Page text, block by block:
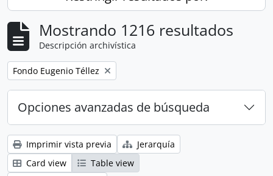
Mostrando 1216 resultados
Descripción archivística
Remove filter:
Fondo Eugenio Téllez
Opciones avanzadas de búsqueda
Imprimir vista previa
Jerarquía
Card view
Table view